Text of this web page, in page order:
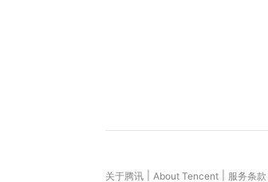
关于腾讯 About Tencent 服务条款